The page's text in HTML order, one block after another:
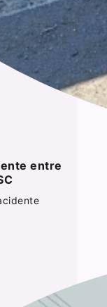
entre